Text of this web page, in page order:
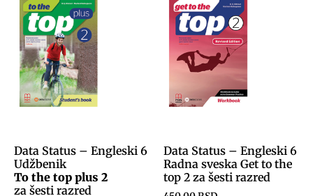
Data Status – Engleski 6
Udžbenik
To the top plus 2
za šesti razred
Data Status – Engleski 6
Radna sveska Get to the
top 2 za šesti razred